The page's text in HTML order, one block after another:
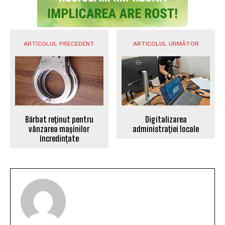
ARTICOLUL PRECEDENT
Bărbat reținut pentru
vânzarea mașinilor
încredințate
ARTICOLUL URMĂTOR
Digitalizarea
administrației locale